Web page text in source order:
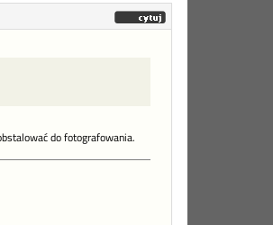
do fotografowania.